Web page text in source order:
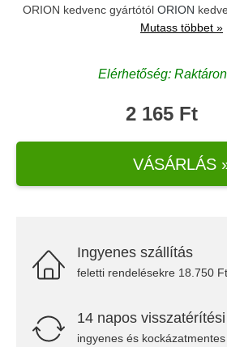
ORION kedvenc gyártótól ORION
Mutass többet »
Elérhetőség:
2 165 Ft
VÁSÁRLÁS
Ingyenes szállítás
feletti rendelésekre 18.750 Ft
14 napos
ingyenes és kockázatmentes